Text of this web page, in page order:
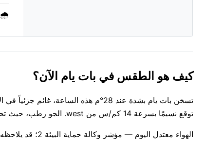
🌧️
كيف هو الطقس في بات يام الآن؟
توقع نسيمًا بسرعة 14 كم/س من west. الجو رطب، حيث تحمل الأجواء 67%.